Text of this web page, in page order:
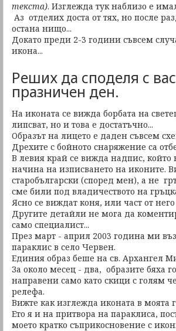
текста). Изглежда тук наблизо е
Аз отделих доста от тях, но после
остана нищо...
Докато преди 2-3 години съвсем
икона...
Реших да споделя с
празничен ден.
На иконата се вижда борбата на
липсват, но и това е достатъчно...
Образът на лицето е даден съвсем
Дрехите с бойното снаряжение са
В левия край се вижда надпис,
начина на изписването на иконите.
старобългарски (според мен), а не
сме били под владичеството на
Ясно се виждат коня, или част от
Другите детайли не мога да
само специалист...
През март - април 2003 година ми
параклис в село Червен.
Единия образ беше на св. Архангел
За около месец - два, образите бяха
направени само като скици с голям
релефа.
Вижте как изглежда иконата в моята
Ето я и на притвора на параклиса,
моето кратко съприкосновение с